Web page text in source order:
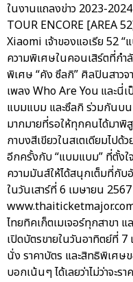
ในงานแถลงข่าว 2023-
TOUR ENCORE [AREA
Xiaomi เจ้าของแอเรีย 52
ความพิเศษในคอนเสิร์ตที่กำ
พิเศษ “คัง ซึลกิ” ศิลปินสาว
เพลง Who Are You และนี่
แบมแบม และซึลกิ ร่วมกันบ
มากมายที่รอให้ทุกคนได้มาพิสู
กาบงสีเขียวในสเตเดียมไป
อีกครั้งกับ “แบมแบม” ที่ตั้งใ
ความมันส์ให้ได้สนุกเต็มที่กับ
ในวันเสาร์ที่ 6 เมษายน
ไทยทิคเก็ตเมเจอร์ทุกสาขา
เปิดบัตรขายในวันอาทิตย์ที่
นั่ง ราคาบัตร และสิทธิพิเศษ
บอกเน้นๆ ได้เลยว่าไม่ว่าจะร